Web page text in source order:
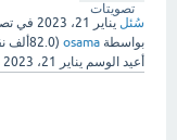
تصويتات
سُئل يناير 21، 2023 في
بواسطة osama
(82.0ألف
أعيد الوسم يناير 21، 2023